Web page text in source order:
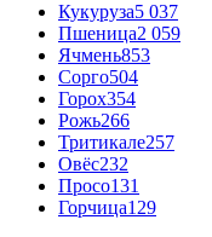
Кукуруза5 037
Пшеница2 059
Ячмень853
Сорго504
Горох354
Рожь266
Тритикале257
Овёс232
Просо131
Горчица129